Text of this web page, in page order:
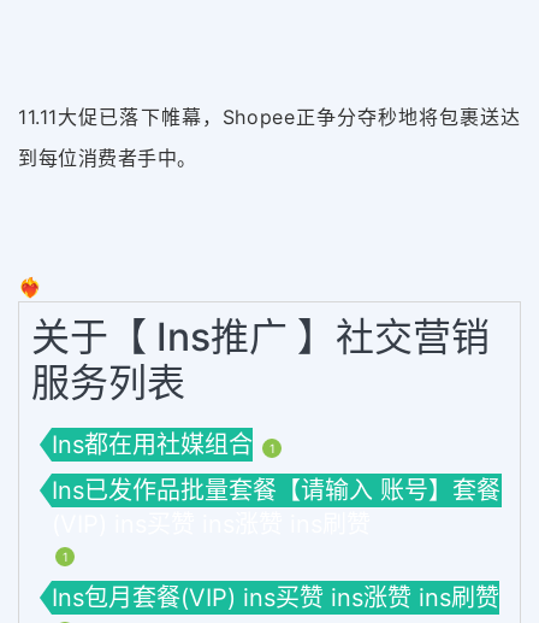
11.11大促已落下帷幕，Shopee正争分夺秒地将包裹送达
到每位消费者手中。
❤️‍🔥
关于【 Ins推广 】社交营销
服务列表
Ins都在用社媒组合 1
Ins已发作品批量套餐【请输入 账号】套餐
1
Ins包月套餐(VIP) ins买赞 ins涨赞 ins刷赞